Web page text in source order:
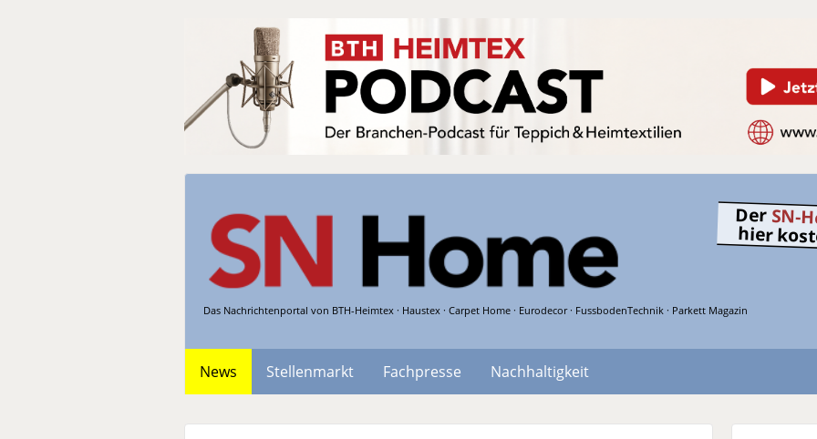
Das Nachrichtenportal von BTH-Heimtex · Haustex · Carpet Home · Eurodecor · FussbodenTechnik · Parkett Magazin
Der SN-
hier
News Stellenmarkt Fachpresse
Nachhaltigkeit